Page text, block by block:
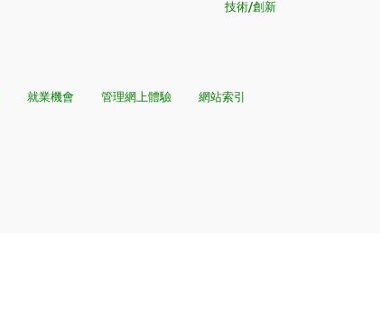
技術/創新
就業機會 管理網上體驗 網站索引